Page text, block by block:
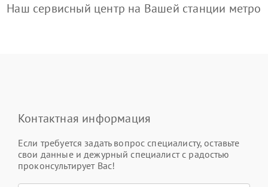
Наш сервисный центр на Вашей станции метро
Контактная информация
Если требуется задать вопрос специалисту, оставьте
свои данные и дежурный специалист с радостью
проконсультирует Вас!